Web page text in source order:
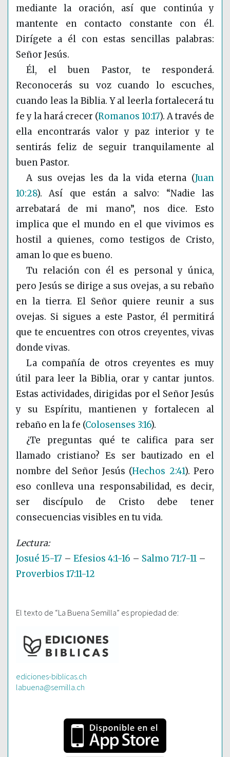
mediante la oración, así que continúa y
mantente en contacto constante con él.
Dirígete a él con estas sencillas palabras:
Señor Jesús.
Él, el buen Pastor, te responderá.
Reconocerás su voz cuando lo escuches,
cuando leas la Biblia. Y al leerla fortalecerá tu
fe y la hará crecer (Romanos 10:17). A través de
ella encontrarás valor y paz interior y te
sentirás feliz de seguir tranquilamente al
buen Pastor.
A sus ovejas les da la vida eterna (Juan
10:28). Así que están a salvo: “Nadie las
arrebatará de mi mano”, nos dice. Esto
implica que el mundo en el que vivimos es
hostil a quienes, como testigos de Cristo,
aman lo que es bueno.
Tu relación con él es personal y única,
pero Jesús se dirige a sus ovejas, a su rebaño
en la tierra. El Señor quiere reunir a sus
ovejas. Si sigues a este Pastor, él permitirá
que te encuentres con otros creyentes, vivas
donde vivas.
La compañía de otros creyentes es muy
útil para leer la Biblia, orar y cantar juntos.
Estas actividades, dirigidas por el Señor Jesús
y su Espíritu, mantienen y fortalecen al
rebaño en la fe (Colosenses 3:16).
¿Te preguntas qué te califica para ser
llamado cristiano? Es ser bautizado en el
nombre del Señor Jesús (Hechos 2:41). Pero
eso conlleva una responsabilidad, es decir,
ser discípulo de Cristo debe tener
consecuencias visibles en tu vida.
Josué 15-17 – Efesios 4:1-16 – Salmo 71:7-11 –
Proverbios 17:11-12
El texto de “La Buena Semilla” es propiedad de:
ediciones-biblicas.ch
labuena@semilla.ch